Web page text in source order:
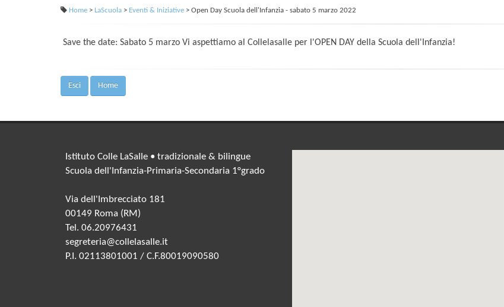
Home > LaScuola > Eventi & Iniziative > Open Day Scuola dell'Infanzia - sabato 5 marzo 2022
Save the date: Sabato 5 marzo Vi aspettiamo al Collelasalle per l'OPEN DAY della Scuola dell'Infanzia!
Esci Home
Istituto Colle LaSalle • tradizionale & bilingue
Scuola dell'Infanzia-Primaria-Secondaria 1°grado
Via dell'Imbrecciato 181
00149 Roma (RM)
Tel. 06.20976431
segreteria@collelasalle.it
P.I. 02113801001 / C.F.80019090580